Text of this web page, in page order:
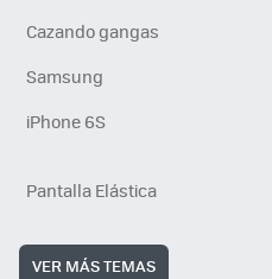
Cazando gangas
Samsung
iPhone 6S
Pantalla Elástica
VER MÁS TEMAS